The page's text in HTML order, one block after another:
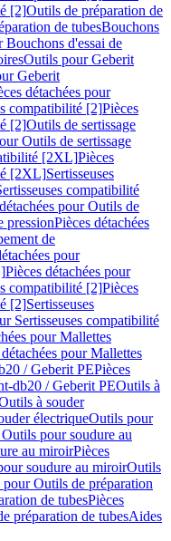
[2]Outils de préparation de
de tubesBouchons
Bouchons d'essai de
Outils pour Geberit
Geberit
détachées pour
compatibilité [2]Pièces
[2]Outils de sertissage
Outils de sertissage
[2XL]Pièces
[2XL]Sertisseuses
compatibilité
pour Outils de
pressionPièces détachées
de
pour
Pièces détachées pour
compatibilité [2]Pièces
[2]Sertisseuses
Sertisseuses compatibilité
pour Mallettes
pour Mallettes
/ Geberit PEPièces
db20 / Geberit PEOutils à
à souder
électriqueOutils pour
pour soudure au
au miroirPièces
soudure au miroirOutils
pour Outils de préparation
de tubesPièces
préparation de tubesAides